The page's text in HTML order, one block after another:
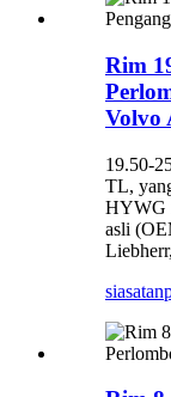
Rim
Volvo
19.50-
TL,
HYWG
asli
siasatan